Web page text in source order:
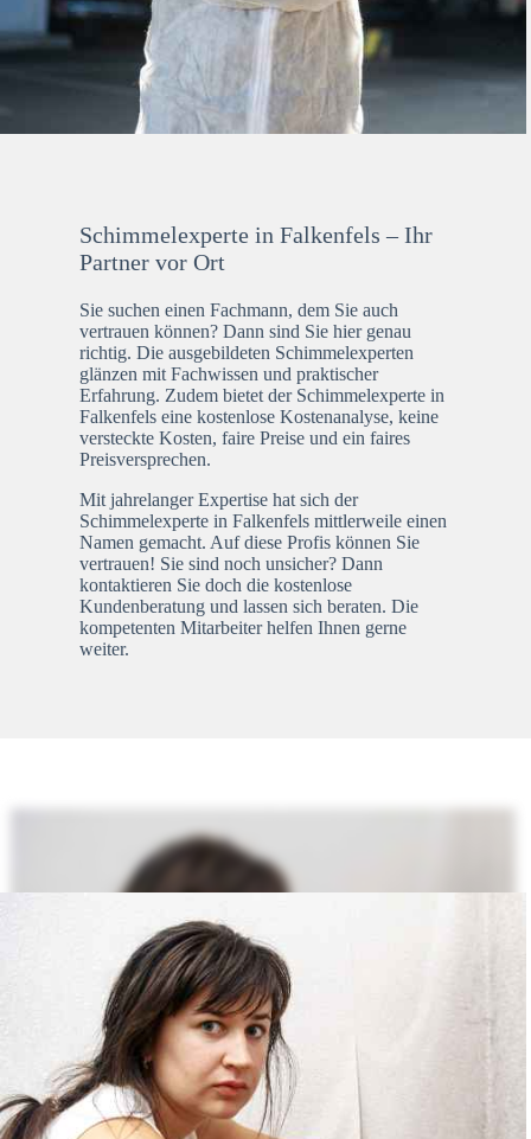
Schimmelexperte in Falkenfels – Ihr
Partner vor Ort
Sie suchen einen Fachmann, dem Sie auch
vertrauen können? Dann sind Sie hier genau
richtig. Die ausgebildeten Schimmelexperten
glänzen mit Fachwissen und praktischer
Erfahrung. Zudem bietet der Schimmelexperte in
Falkenfels eine kostenlose Kostenanalyse, keine
versteckte Kosten, faire Preise und ein faires
Preisversprechen.
Mit jahrelanger Expertise hat sich der
Schimmelexperte in Falkenfels mittlerweile einen
Namen gemacht. Auf diese Profis können Sie
vertrauen! Sie sind noch unsicher? Dann
kontaktieren Sie doch die kostenlose
Kundenberatung und lassen sich beraten. Die
kompetenten Mitarbeiter helfen Ihnen gerne
weiter.